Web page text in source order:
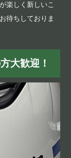
楽しく新しいこ
待ちしておりま
大歓迎！